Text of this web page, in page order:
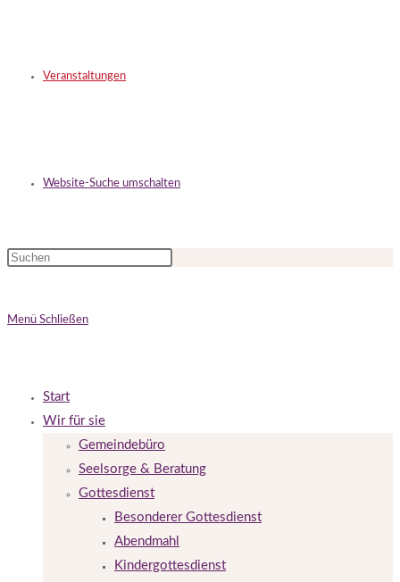
Veranstaltungen
Website-Suche umschalten
Menü Schließen
Start
Wir für sie
Gemeindebüro
Seelsorge & Beratung
Gottesdienst
Besonderer Gottesdienst
Abendmahl
Kindergottesdienst